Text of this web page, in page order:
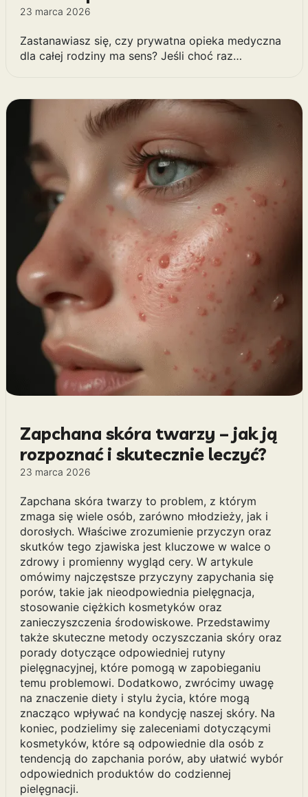
23 marca 2026
Zastanawiasz się, czy prywatna opieka medyczna
dla całej rodziny ma sens? Jeśli choć raz…
Zapchana skóra twarzy – jak ją
rozpoznać i skutecznie leczyć?
23 marca 2026
Zapchana skóra twarzy to problem, z którym
zmaga się wiele osób, zarówno młodzieży, jak i
dorosłych. Właściwe zrozumienie przyczyn oraz
skutków tego zjawiska jest kluczowe w walce o
zdrowy i promienny wygląd cery. W artykule
omówimy najczęstsze przyczyny zapychania się
porów, takie jak nieodpowiednia pielęgnacja,
stosowanie ciężkich kosmetyków oraz
zanieczyszczenia środowiskowe. Przedstawimy
także skuteczne metody oczyszczania skóry oraz
porady dotyczące odpowiedniej rutyny
pielęgnacyjnej, które pomogą w zapobieganiu
temu problemowi. Dodatkowo, zwrócimy uwagę
na znaczenie diety i stylu życia, które mogą
znacząco wpływać na kondycję naszej skóry. Na
koniec, podzielimy się zaleceniami dotyczącymi
kosmetyków, które są odpowiednie dla osób z
tendencją do zapchania porów, aby ułatwić wybór
odpowiednich produktów do codziennej
pielęgnacji.